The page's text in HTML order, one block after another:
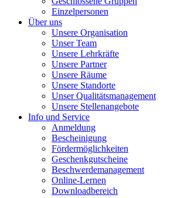
Einzelpersonen
Über uns
Unsere Organisation
Unser Team
Unsere Lehrkräfte
Unsere Partner
Unsere Räume
Unsere Standorte
Unser Qualitätsmanagement
Unsere Stellenangebote
Info und Service
Anmeldung
Bescheinigung
Fördermöglichkeiten
Geschenkgutscheine
Beschwerdemanagement
Online-Lernen
Downloadbereich